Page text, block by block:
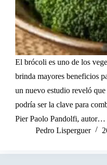
El brócoli es uno de los
brinda mayores beneficios
un nuevo estudio reveló
podría ser la clave para
Pier Paolo Pandolfi, autor…
Pedro Lisperguer